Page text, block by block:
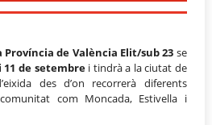
Província de València Elit/sub 23 se
11 de setembrei tindrà a la ciutat de
des d’on recorrerà diferents
com Moncada, Estivella i